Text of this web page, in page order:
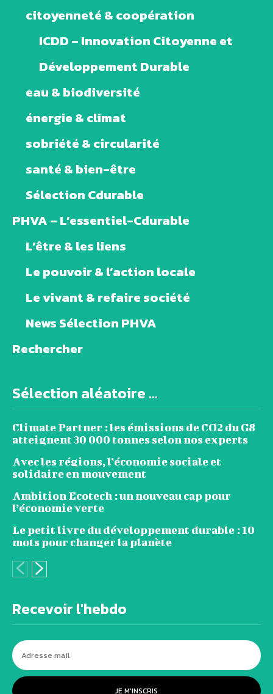
citoyenneté & coopération
ICDD – Innovation Citoyenne et
Développement Durable
eau & biodiversité
énergie & climat
sobriété & circularité
santé & bien-être
Sélection Cdurable
PHVA – L’essentiel-Cdurable
L’être & les liens
Le pouvoir & l’action locale
Le vivant & refaire société
News Sélection PHVA
Rechercher
Sélection aléatoire ...
Climate Partner : les émissions de CO2 du G8
atteignent 30 000 tonnes selon nos experts
Avec les régions, l’économie sociale et
solidaire en mouvement
Ambition Ecotech : un nouveau cap pour
l’économie verte
Le petit livre du développement durable : 10
mots pour changer la planète
Recevoir l'hebdo
JE M'INSCRIS